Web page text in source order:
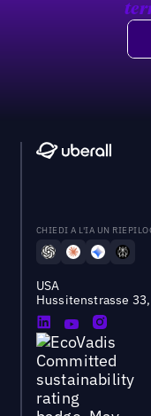
CHIEDI A L'IA UN
USA
Hussitenstrasse